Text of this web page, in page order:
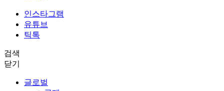
인스타그램
유튜브
틱톡
검색
닫기
글로벌